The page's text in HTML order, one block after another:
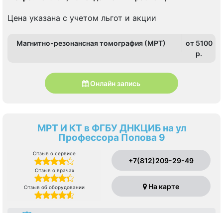
Удельная, Чёрная речка
Цена указана с учетом льгот и акции
Магнитно-резонансная томография (МРТ)
от 5100
p.
Онлайн запись
МРТ И КТ в ФГБУ ДНКЦИБ на ул
Профессора Попова 9
Отзыв о сервисе
Отзыв о врачах
Отзыв об оборудовании
+7(812)209-29-49
На карте